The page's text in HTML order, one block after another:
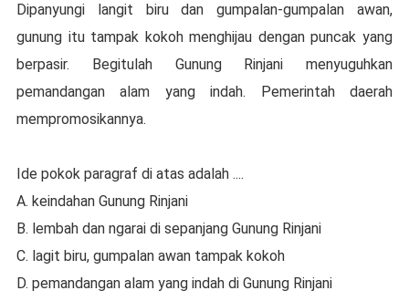
Dipanyungi langit biru dan gumpalan-gumpalan awan,
gunung itu tampak kokoh menghijau dengan puncak yang
berpasir. Begitulah Gunung Rinjani menyuguhkan
pemandangan alam yang indah. Pemerintah daerah
mempromosikannya.
Ide pokok paragraf di atas adalah ....
A. keindahan Gunung Rinjani
B. lembah dan ngarai di sepanjang Gunung Rinjani
C. lagit biru, gumpalan awan tampak kokoh
D. pemandangan alam yang indah di Gunung Rinjani